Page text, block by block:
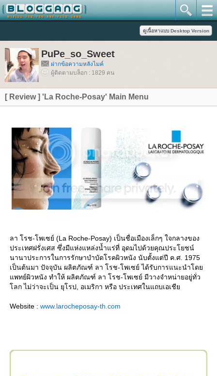
PuPe_so_Sweet
ฝากข้อความหลังไมค์
ผู้ติดตามบล็อก : 1829 คน
[ Review ] 'La Roche-Posay' Main Menu
ลา โรช-โพเซย์ (La Roche-Posay) เป็นชื่อเมืองเล็กๆ ใจกลางของ
ประเทศฝรั่งเศส ซึ่งมีแห่งแหล่งน้ำแร่ที่ อุดมไปด้วยคุณประโยชน์
นานาประการในการรักษาบำบัดโรคผิวหนัง นับตั้งแต่ปี ค.ศ. 1975
เป็นต้นมา ปัจจุบัน ผลิตภัณฑ์ ลา โรช-โพเซย์ ได้รับการแนะนำโด
พทย์ผิวหนัง ทำให้ ผลิตภัณฑ์ ลา โรช-โพเซย์ มีวางจำหน่ายอยู่ทั่ว
ลก ไม่ว่าจะเป็น ยุโรป, อเมริกา หรือ ประเทศในแถบเอเชี
Website : www.larocheposay-th.com